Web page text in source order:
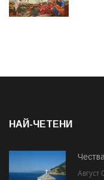
НАЙ-ЧЕТЕНИ
Август